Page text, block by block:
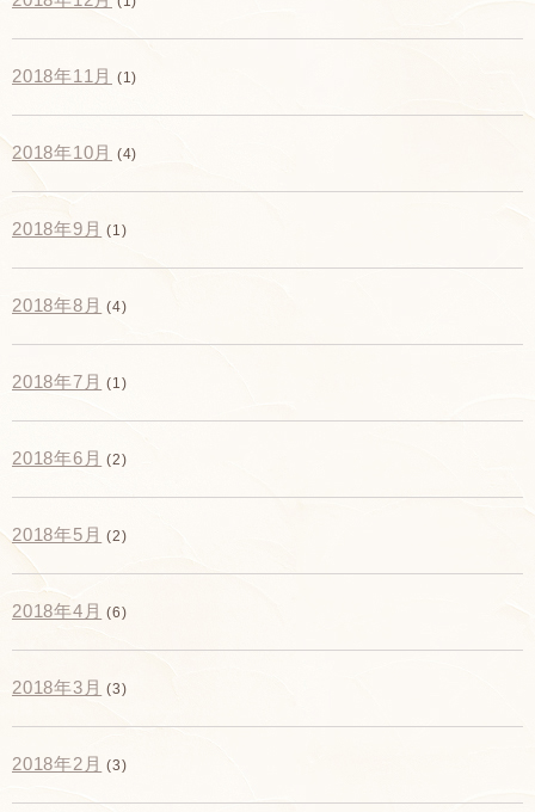
2018年11月 (1)
2018年10月 (4)
2018年9月 (1)
2018年8月 (4)
2018年7月 (1)
2018年6月 (2)
2018年5月 (2)
2018年4月 (6)
2018年3月 (3)
2018年2月 (3)